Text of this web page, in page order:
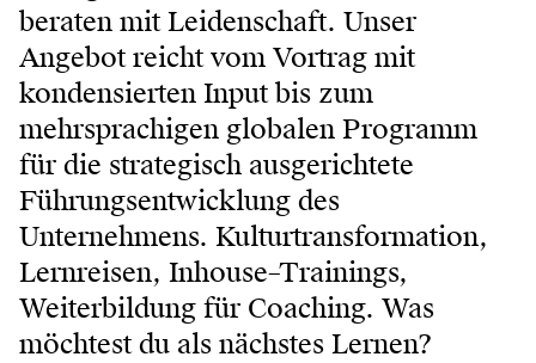
beraten mit Leidenschaft. Unser
Angebot reicht vom Vortrag mit
kondensierten Input bis zum
mehrsprachigen globalen Programm
für die strategisch ausgerichtete
Führungsentwicklung des
Unternehmens. Kulturtransformation,
Lernreisen, Inhouse–Trainings,
Weiterbildung für Coaching. Was
möchtest du als nächstes Lernen?